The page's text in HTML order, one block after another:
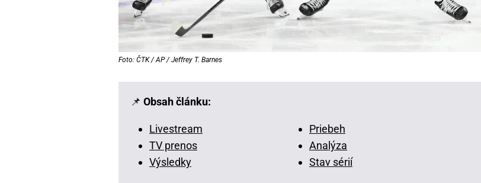
Foto: ČTK / AP / Jeffrey T. Barnes
📌 Obsah článku:
Livestream
Priebeh
TV prenos
Analýza
Výsledky
Stav sérií